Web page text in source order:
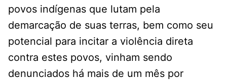
povos indígenas que lutam pela
demarcação de suas terras, bem como seu
potencial para incitar a violência direta
contra estes povos, vinham sendo
denunciados há mais de um mês por